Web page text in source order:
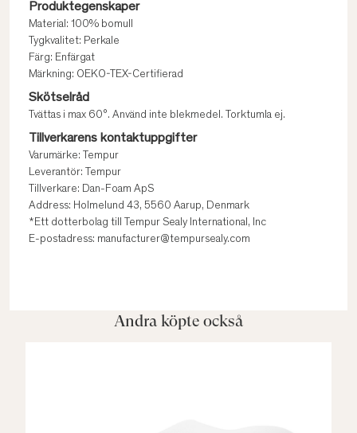
Produktegenskaper
Material: 100% bomull
Tygkvalitet: Perkale
Färg: Enfärgat
Märkning: OEKO-TEX-Certifierad
Skötselråd
Tvättas i max 60°. Använd inte blekmedel. Torktumla ej.
Tillverkarens kontaktuppgifter
Varumärke: Tempur
Leverantör: Tempur
Tillverkare: Dan-Foam ApS
Address: Holmelund 43, 5560 Aarup, Denmark
*Ett dotterbolag till Tempur Sealy International, Inc
E-postadress: manufacturer@tempursealy.com
Andra köpte också